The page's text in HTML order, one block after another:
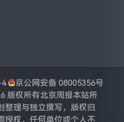
京公网安备 08005356号
版权所有北京周报本站所
整理与独立撰写，版权归
授权，任何单位或个人不